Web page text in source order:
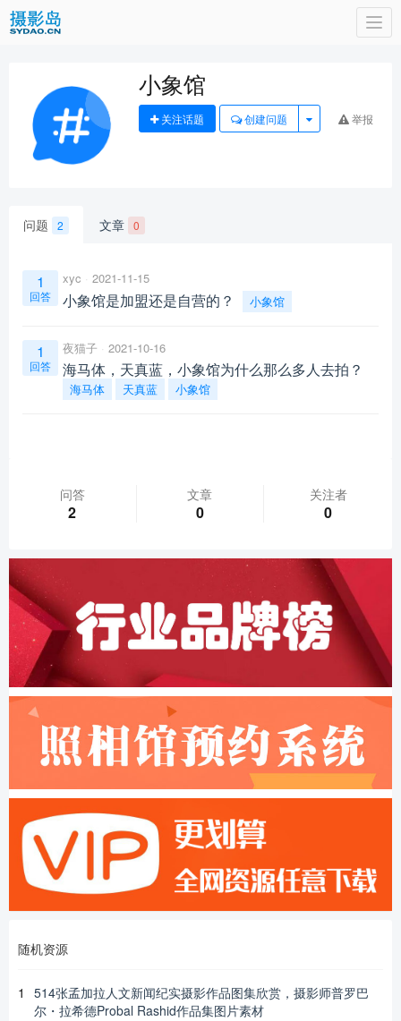
小象馆
关注话题 创建问题 举报
问题 2 文章 0
1
回答
xyc 2021-11-15
小象馆是加盟还是自营的？ 小象馆
1
回答
夜猫子 2021-10-16
海马体，天真蓝，小象馆为什么那么多人去拍？
海马体 天真蓝 小象馆
问答
2
文章
0
关注者
0
随机资源
1
514张孟加拉人文新闻纪实摄影作品图集欣赏，摄影师普罗巴
尔・拉希德Probal Rashid作品集图片素材